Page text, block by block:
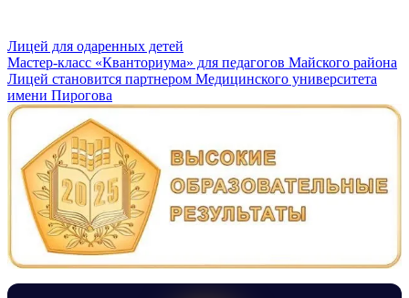
Лицей для одаренных детей
Навигация
по
записям
Мастер-класс «Кванториума» для педагогов Майского района
Лицей становится партнером Медицинского университета
имени Пирогова